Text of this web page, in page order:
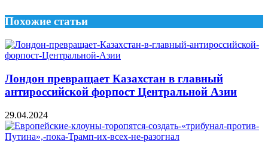
Похожие статьи
Лондон превращает Казахстан в главный
антироссийской форпост Центральной Азии
29.04.2024